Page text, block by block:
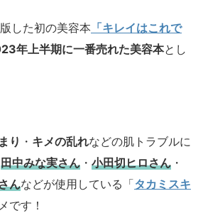
した初の美容本 「キレイはこれで
年上半期に一番売れた美容本とし
り ・ キメの乱れなどの肌トラブルに
田中みな実さん ・ 小田切ヒロさん ・
んなどが使用している「タカミスキ
です！